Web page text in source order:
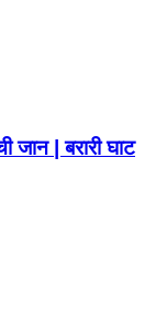
जान | बरारी घाट